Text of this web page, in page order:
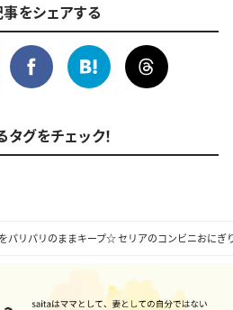
パリパリのままキープ☆ セリアのコンビニおにぎ
をシェアする
グをチェック！